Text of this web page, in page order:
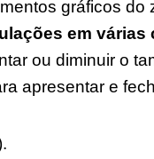
gráficos do
em várias
ou diminuir o
apresentar e